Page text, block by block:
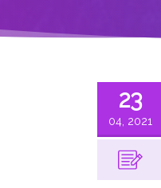
23
04, 2021